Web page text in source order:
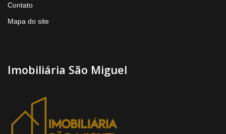
Contato
Mapa do site
Imobiliária São Miguel